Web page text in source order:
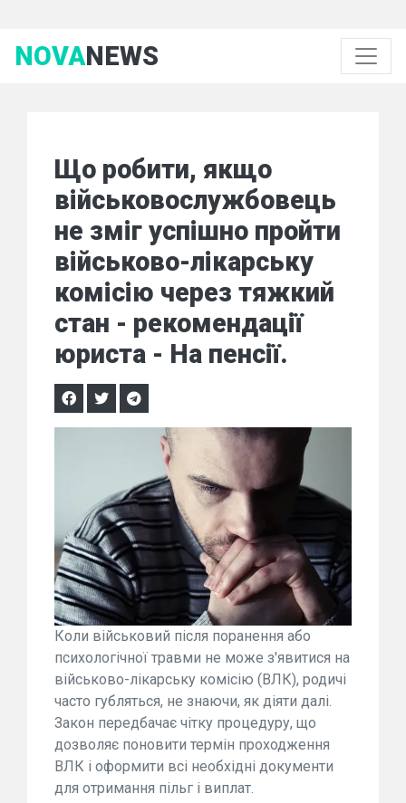
NOVANEWS
Що робити, якщо
військовослужбовець
не зміг успішно пройти
військово-лікарську
комісію через тяжкий
стан - рекомендації
юриста - На пенсії.
Коли військовий після поранення або
психологічної травми не може з'явитися на
військово-лікарську комісію (ВЛК), родичі
часто губляться, не знаючи, як діяти далі.
Закон передбачає чітку процедуру, що
дозволяє поновити термін проходження
ВЛК і оформити всі необхідні документи
для отримання пільг і виплат.